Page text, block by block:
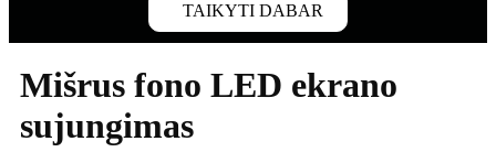
TAIKYTI DABAR
Mišrus fono LED ekrano
sujungimas